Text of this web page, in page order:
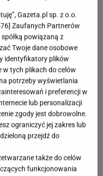
się przed
promieniami
które niemal każdy
w swoich wnętrzach.
tego sposobu także
rynku dostępnych
nadających
zewnętrznych.
zadaszony, nic nie
Gazeta.pl sp. z o.o.
] Zaufanych Partnerów
powiązaną z
Twoje dane osobowe
identyfikatory plików
w tych plikach do celów
potrzeby wyświetlania
i preferencji w
lub personalizacji
zgody jest dobrowolne.
ograniczyć jej zakres lub
przejdź do
także do celów
funkcjonowania